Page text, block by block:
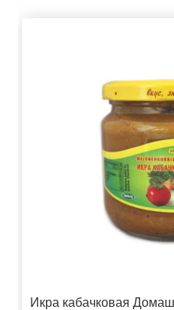
Икра кабачковая